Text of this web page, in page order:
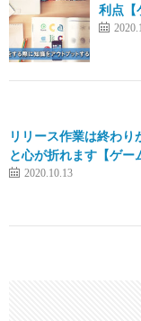
利点【
リリース作業は終わ
と心が折れます【ゲー
2020.10.13